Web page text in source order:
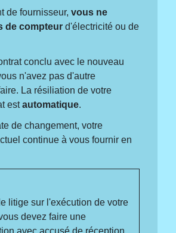
de fournisseur,vous ne
de compteur d'électricité ou de
conclu avec le nouveau
n'avez pas d'autre
La résiliation de votre
estautomatique.
de changement, votre
continue à vous fournir en
litige sur l'exécution de votre
devez faire une